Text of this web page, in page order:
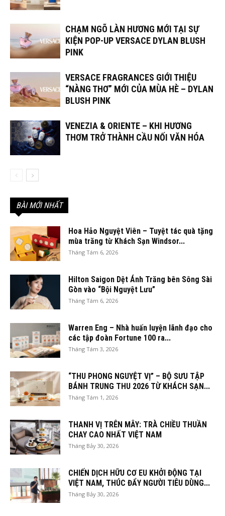
CHẠM NGÕ LÀN HƯƠNG MỚI TẠI SỰ
KIỆN POP-UP VERSACE DYLAN BLUSH
PINK
VERSACE FRAGRANCES GIỚI THIỆU
“NÀNG THƠ” MỚI CỦA MÙA HÈ – DYLAN
BLUSH PINK
VENEZIA & ORIENTE – KHI HƯƠNG
THƠM TRỞ THÀNH CẦU NỐI VĂN HÓA
BÀI MỚI NHẤT
Hoa Hảo Nguyệt Viên – Tuyệt tác quà tặng
mùa trăng từ Khách Sạn Windsor...
Tháng Tám 6, 2026
Hilton Saigon Dệt Ánh Trăng bên Sông Sài
Gòn vào “Bội Nguyệt Lưu”
Tháng Tám 6, 2026
Warren Eng – Nhà huấn luyện lãnh đạo cho
các tập đoàn Fortune 100 ra...
Tháng Tám 3, 2026
“THU PHONG NGUYỆT VỊ” – BỘ SƯU TẬP
BÁNH TRUNG THU 2026 TỪ KHÁCH SẠN...
Tháng Tám 1, 2026
THANH VỊ TRÊN MÂY: TRÀ CHIỀU THUẦN
CHAY CAO NHẤT VIỆT NAM
Tháng Bảy 30, 2026
CHIẾN DỊCH HỮU CƠ EU KHỞI ĐỘNG TẠI
VIỆT NAM, THÚC ĐẨY NGƯỜI TIÊU DÙNG...
Tháng Bảy 30, 2026